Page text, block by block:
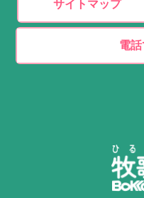
サイトマップ
電